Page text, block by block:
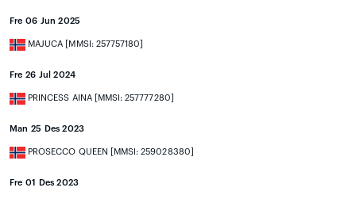
Fre 06 Jun 2025
MAJUCA [MMSI: 257757180]
Fre 26 Jul 2024
PRINCESS AINA [MMSI: 257777280]
Man 25 Des 2023
PROSECCO QUEEN [MMSI: 259028380]
Fre 01 Des 2023